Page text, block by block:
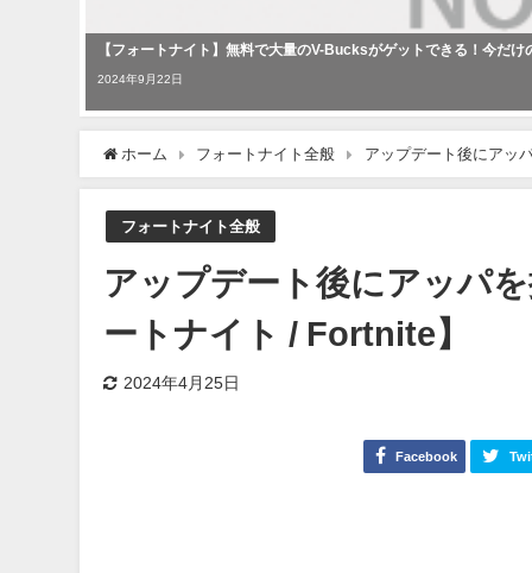
【フォートナイト】無料で大量のV-Bucksがゲットできる！今だ
2024年9月22日
ホーム フォートナイト全般 アップデート後にアッ
フォートナイト全般
アップデート後にアッパ
ートナイト / Fortnite】
2024年4月25日
Facebook